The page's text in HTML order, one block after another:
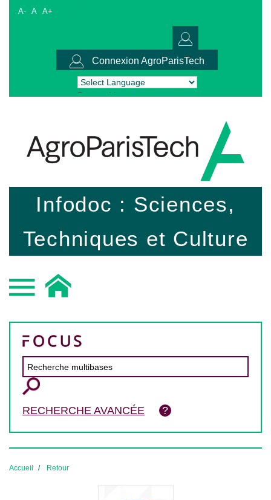
A- A A+
Connexion AgroParisTech
Powered by Translate
Infodoc : Sciences,
Techniques et Culture
RECHERCHE AVANCÉE
Accueil Retour